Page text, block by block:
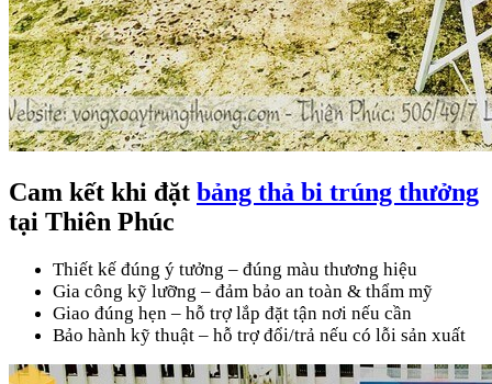
Cam kết khi đặt bảng thả bi trúng thưởng
tại Thiên Phúc
Thiết kế đúng ý tưởng – đúng màu thương hiệu
Gia công kỹ lưỡng – đảm bảo an toàn & thẩm mỹ
Giao đúng hẹn – hỗ trợ lắp đặt tận nơi nếu cần
Bảo hành kỹ thuật – hỗ trợ đổi/trả nếu có lỗi sản xuất